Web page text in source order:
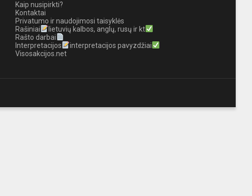
Kaip nusipirkti?
Kontaktai
Privatumo ir naudojimosi taisyklės
Rašiniai
lietuvių kalbos, anglų, rusų ir kt
Rašto darbai
Interpretacijos
interpretacijos pavyzdžiai
Visosakcijos.net